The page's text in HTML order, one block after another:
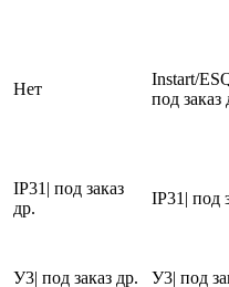
Нет
Instart/
под заказ
IP31| под заказ
др.
IP31| под
У3| под заказ др. У3| под